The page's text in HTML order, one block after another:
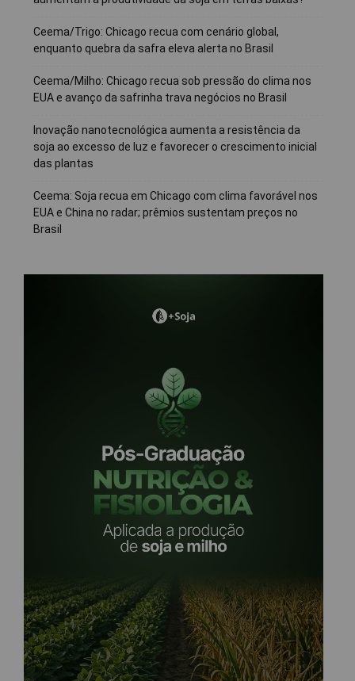
Ceema/Trigo: Chicago recua com cenário global,
enquanto quebra da safra eleva alerta no Brasil
Ceema/Milho: Chicago recua sob pressão do clima nos
EUA e avanço da safrinha trava negócios no Brasil
Inovação nanotecnológica aumenta a resistência da
soja ao excesso de luz e favorecer o crescimento inicial
das plantas
Ceema: Soja recua em Chicago com clima favorável nos
EUA e China no radar; prêmios sustentam preços no
Brasil